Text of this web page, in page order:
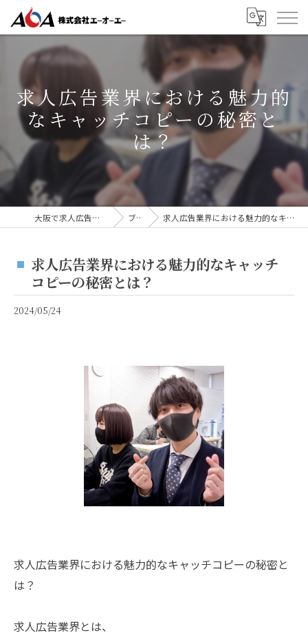
求人広告業界における魅力的
なキャッチコピーの秘密と
は？
大阪で求人広告なら株式会社AOA ブログ 求人広告業界における魅力的なキャッチコピーの秘密とは？
求人広告業界における魅力的なキャッチ
コピーの秘密とは？
2024/05/24
求人広告業界における魅力的なキャッチコピーの秘密と
は？
求人広告業界とは、